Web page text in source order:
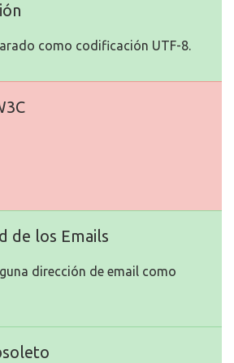
como codificación UTF-8.
de los Emails
dirección de email como